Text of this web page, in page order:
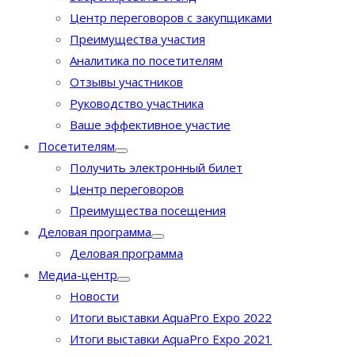
Центр переговоров с закупщиками
Преимущества участия
Аналитика по посетителям
Отзывы участников
Руководство участника
Ваше эффективное участие
Посетителям
Получить электронный билет
Центр переговоров
Преимущества посещения
Деловая программа
Деловая программа
Медиа-центр
Новости
Итоги выставки AquaPro Expo 2022
Итоги выставки AquaPro Expo 2021